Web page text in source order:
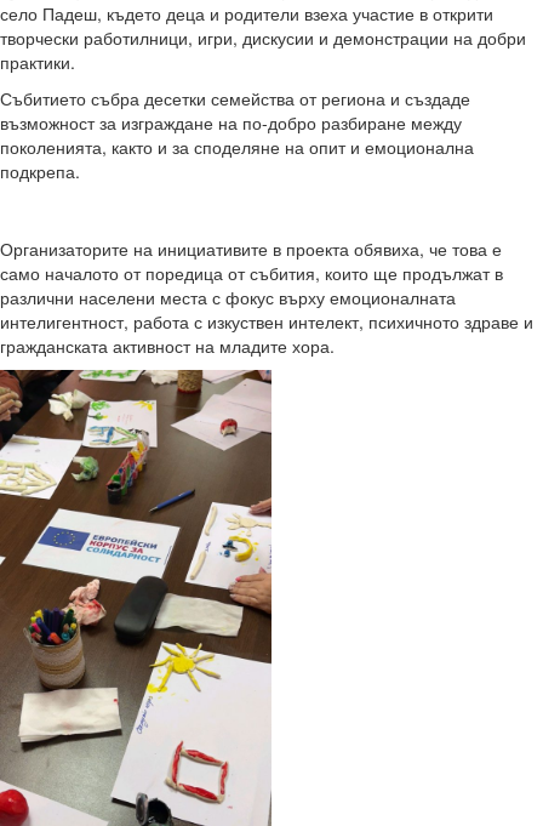
село Падеш, където деца и родители взеха участие в открити
творчески работилници, игри, дискусии и демонстрации на добри
практики.
Събитието събра десетки семейства от региона и създаде
възможност за изграждане на по-добро разбиране между
поколенията, както и за споделяне на опит и емоционална
подкрепа.
Организаторите на инициативите в проекта обявиха, че това е
само началото от поредица от събития, които ще продължат в
различни населени места с фокус върху емоционалната
интелигентност, работа с изкуствен интелект, психичното здраве и
гражданската активност на младите хора.